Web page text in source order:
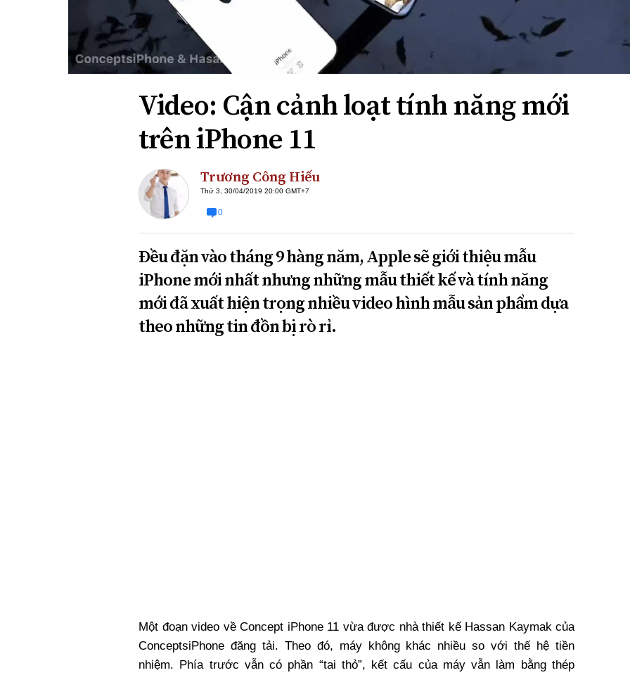
Xi nhan Trái Phải
Bạn đọc viết
Video: Cận cảnh loạt tính năng mới
trên iPhone 11
Trương Công Hiếu
Thứ 3, 30/04/2019 20:00 GMT+7
0
Đều đặn vào tháng 9 hàng năm, Apple sẽ giới thiệu mẫu
iPhone mới nhất nhưng những mẫu thiết kế và tính năng
mới đã xuất hiện trọng nhiều video hình mẫu sản phẩm dựa
theo những tin đồn bị rò rỉ.
Một đoạn video về Concept iPhone 11 vừa được nhà thiết kế Hassan Kaymak của
ConceptsiPhone đăng tải. Theo đó, máy không khác nhiều so với thế hệ tiền
nhiệm. Phía trước vẫn có phần “tai thỏ”, kết cấu của máy vẫn làm bằng thép